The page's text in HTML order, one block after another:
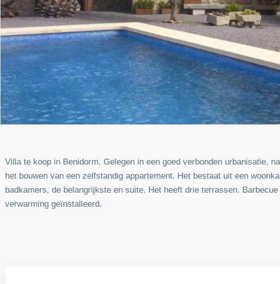
Villa te koop in Benidorm. Gelegen in een goed verbonden urbanisatie,
het bouwen van een zelfstandig appartement. Het bestaat uit een
badkamers, de belangrijkste en suite. Het heeft drie terrassen.
verwarming geïnstalleerd.